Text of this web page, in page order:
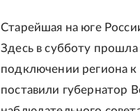
Старейшая на юге
Здесь в субботу
подключении региона
поставили губернатор